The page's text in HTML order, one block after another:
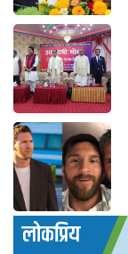
लोकप्रिय